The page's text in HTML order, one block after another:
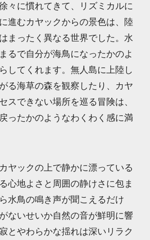
々に慣れてきて、リズミカルに
進むカヤックからの景色は、陸
まったく異なる世界でした。水
るで自分が海鳥になったかのよ
してくれます。無人島に上陸し
る海草の森を観察したり、カヤ
スできない場所を巡る冒険は、
ったかのようなわくわく感に満
ヤックの上で静かに漂っている
心地よさと周囲の静けさに包ま
水鳥の鳴き声が聞こえるだけ
ないせいか自然の音が鮮明に響
とやわらかな揺れは深いリラク